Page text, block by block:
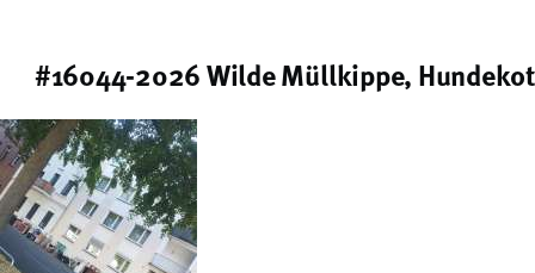
#16044-2026 Wilde Müllkippe, Hundekot